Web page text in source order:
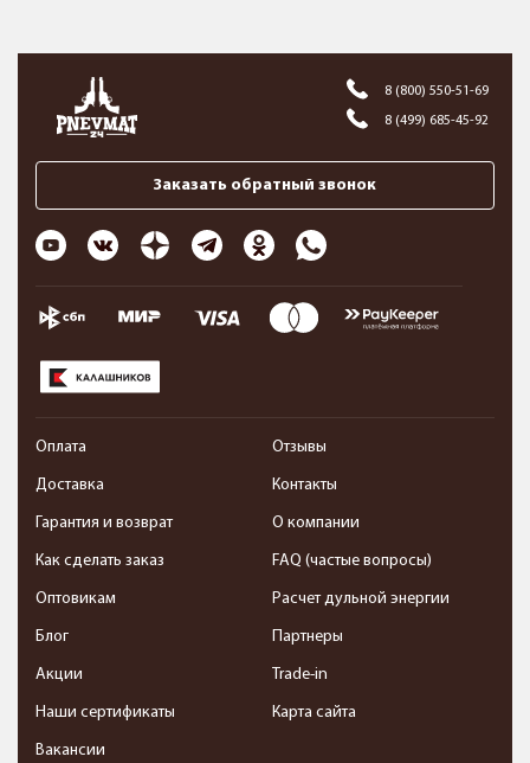
8 (800) 550-51-69
8 (499) 685-45-92
Заказать обратный звонок
Оплата
Доставка
Гарантия и возврат
Как сделать заказ
Оптовикам
Блог
Акции
Наши сертификаты
Вакансии
Отзывы
Контакты
О компании
FAQ (частые вопросы)
Расчет дульной энергии
Партнеры
Trade-in
Карта сайта